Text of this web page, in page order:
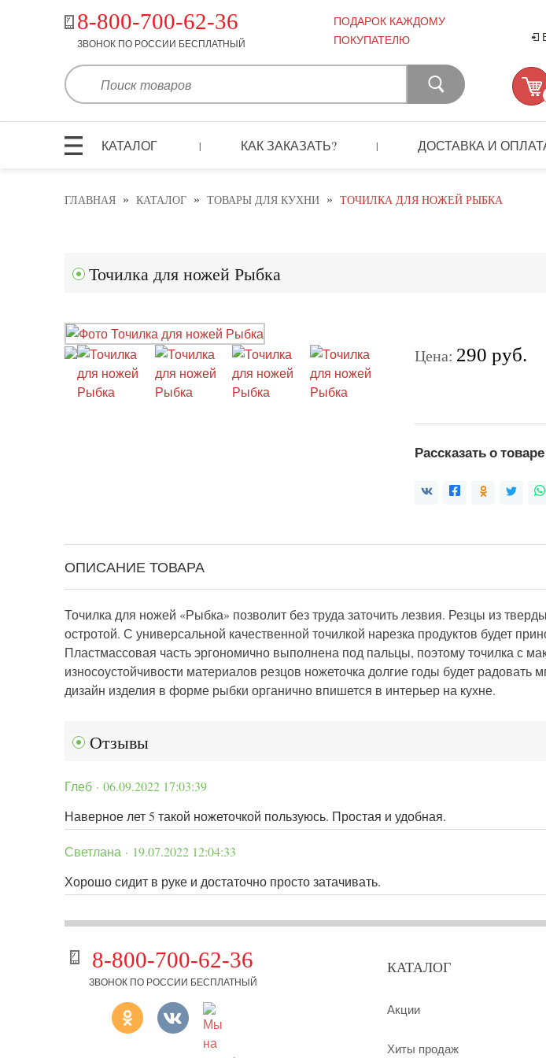
8-800-700-62-36
ЗВОНОК ПО РОССИИ БЕСПЛАТНЫЙ
ПОДАРОК КАЖДОМУ
ПОКУПАТЕЛЮ
КАТАЛОГ | КАК ЗАКАЗАТЬ? | ДОСТАВКА И
ГЛАВНАЯ » КАТАЛОГ » ТОВАРЫ ДЛЯ КУХНИ » ТОЧИЛКА ДЛЯ НОЖЕЙ РЫБКА
Точилка для ножей Рыбка
Цена: 290 руб.
Рассказать о товаре
ОПИСАНИЕ ТОВАРА
Точилка для ножей «Рыбка» позволит без труда заточить лезвия. Резцы из
остротой. С универсальной качественной точилкой нарезка продуктов будет
Пластмассовая часть эргономично выполнена под пальцы, поэтому точилка с
износоустойчивости материалов резцов ножеточка долгие годы будет
дизайн изделия в форме рыбки органично впишется в интерьер на кухне.
Отзывы
Глеб · 06.09.2022 17:03:39
Наверное лет 5 такой ножеточкой пользуюсь. Простая и удобная.
Светлана · 19.07.2022 12:04:33
Хорошо сидит в руке и достаточно просто затачивать.
8-800-700-62-36
ЗВОНОК ПО РОССИИ БЕСПЛАТНЫЙ
КАТАЛОГ
Акции
Хиты продаж